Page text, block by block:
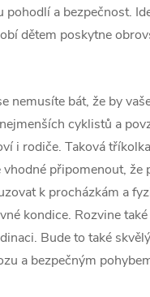
a bezpečnost.
dětem poskytne
nemusíte bát, že by
cyklistů a
i rodiče. Taková
připomenout, že
k procházkám a
kondice. Rozvine
Bude to také
a bezpečným